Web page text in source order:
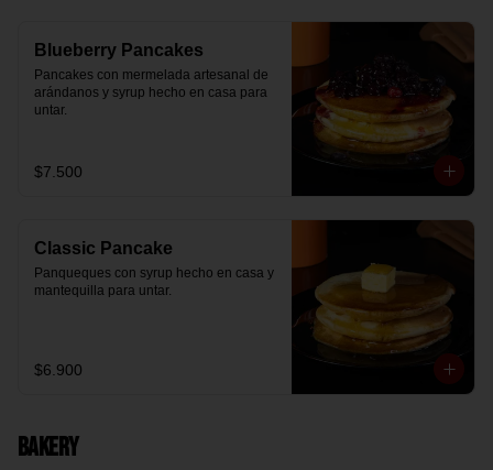
Blueberry Pancakes
Pancakes con mermelada artesanal de
arándanos y syrup hecho en casa para
untar.
$7.500
Classic Pancake
Panqueques con syrup hecho en casa y
mantequilla para untar.
$6.900
Bakery